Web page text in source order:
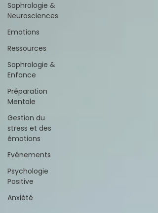
Sophrologie &
Neurosciences
Emotions
Ressources
Sophrologie &
Enfance
Préparation
Mentale
Gestion du
stress et des
émotions
Evénements
Psychologie
Positive
Anxiété